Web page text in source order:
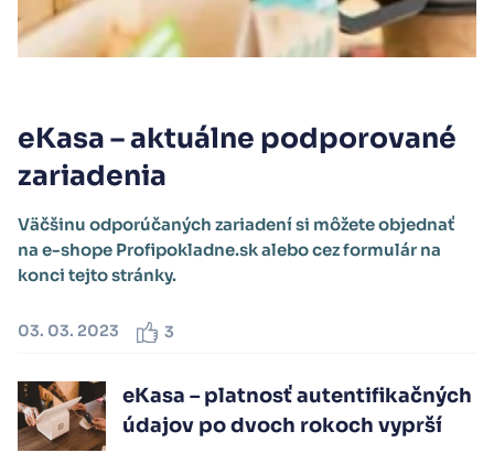
eKasa – aktuálne podporované
zariadenia
Väčšinu odporúčaných zariadení si môžete objednať
na e-shope Profipokladne.sk alebo cez formulár na
konci tejto stránky.
03. 03. 2023 3
eKasa – platnosť autentifikačných
údajov po dvoch rokoch vyprší